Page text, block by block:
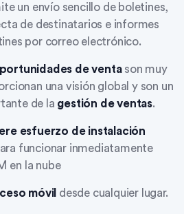
un envío sencillo de boletines,
de destinatarios e informes
por correo electrónico.
de ventason muy
una visión global y son un
de la gestión de ventas.
esfuerzo de instalación
funcionar inmediatamente
en la nube
móvil desde cualquier lugar.